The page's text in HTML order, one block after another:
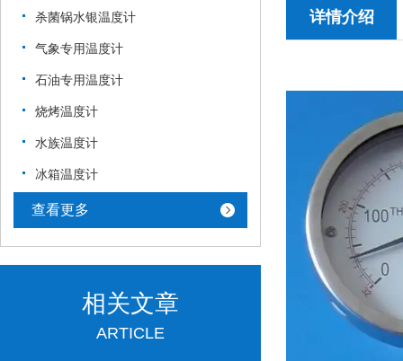
杀菌锅水银温度计
气象专用温度计
石油专用温度计
烧烤温度计
水族温度计
冰箱温度计
查看更多
相关文章
ARTICLE
详情介绍